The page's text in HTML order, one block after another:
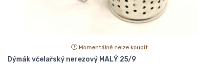
Momentálně nelze koupit
Dýmák včelařský nerezový MALÝ 25/9